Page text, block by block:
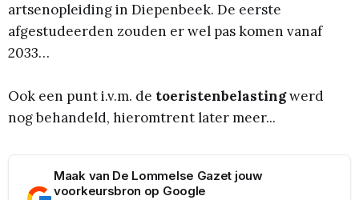
artsenopleiding in Diepenbeek. De eerste
afgestudeerden zouden er wel pas komen vanaf
2033…
Ook een punt i.v.m. de toeristenbelastingwerd
nog behandeld, hieromtrent later meer...
Maak van De Lommelse Gazet jouw
voorkeursbron op Google